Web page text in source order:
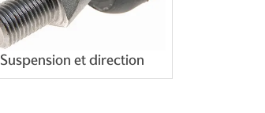
Suspension et direction